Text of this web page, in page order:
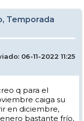
Temporada
06-11-2022 11:25
q para el
caiga su
en diciembre,
bastante frío,